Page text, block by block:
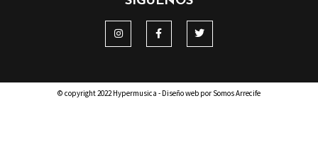
© copyright 2022 Hypermusica - Diseño web por Somos Arrecife